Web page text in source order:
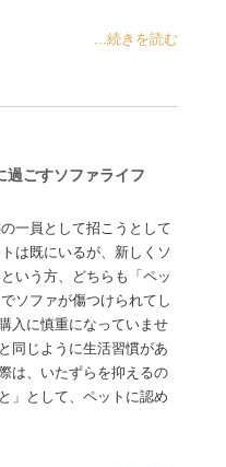
...続きを読む
過ごすソファライフ
一員として招こうとして
は既にいるが、新しくソ
いう方、どちらも「ペッ
でソファが傷つけられてし
入に慎重になっていませ
同じように生活習慣があ
は、いたずらを抑えるの
」として、ペットに認め